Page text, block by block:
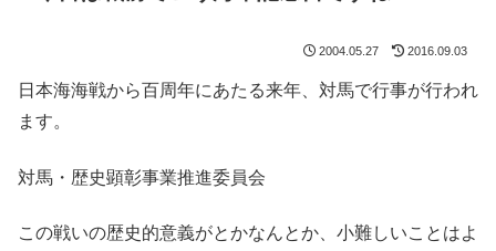
2004.05.27 2016.09.03
日本海海戦から百周年にあたる来年、対馬で行事が行われ
ます。
対馬・歴史顕彰事業推進委員会
この戦いの歴史的意義がとかなんとか、小難しいことはよ